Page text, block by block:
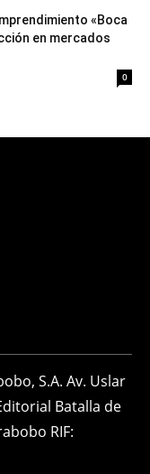
«Boca
en mercados
0
S.A. Av. Uslar
Batalla de
RIF: